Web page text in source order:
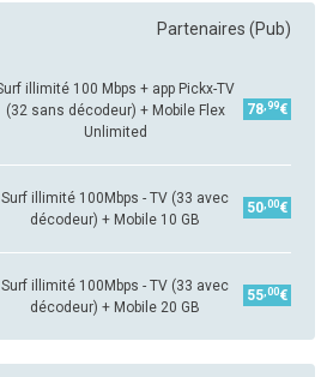
Partenaires (Pub)
illimité 100 Mbps + app Pickx-TV
(32 sans décodeur) + Mobile Flex
Unlimited
78 ,99€
Surf illimité 100Mbps - TV (33 avec
décodeur) + Mobile 10 GB
50 ,00€
Surf illimité 100Mbps - TV (33 avec
décodeur) + Mobile 20 GB
55 ,00€